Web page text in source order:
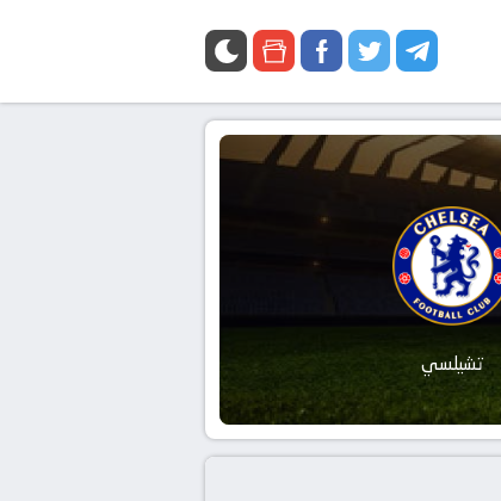
تشيلسي